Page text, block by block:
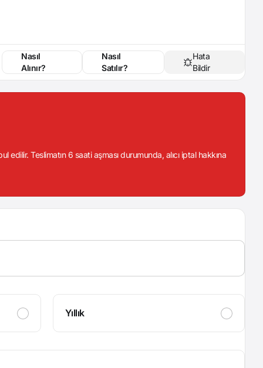
Nasıl
Alınır?
Nasıl
Satılır?
Hata
Bildir
Teslimatın 6 saati aşması durumunda, alıcı iptal hakkına
Yıllık